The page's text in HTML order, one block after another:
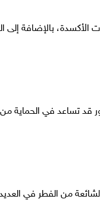
بالإضافة إلى
قد تساعد في الحماية
من الفطر في العديد